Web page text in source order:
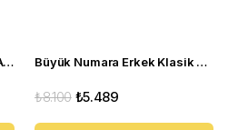
Büyük numara Erkek Klasik Ayakkabı AYC71 Kahve Büyük Numara Erkek Klasik Ayakkabı - YKP1088 Taba
₺5.489
₺8.100